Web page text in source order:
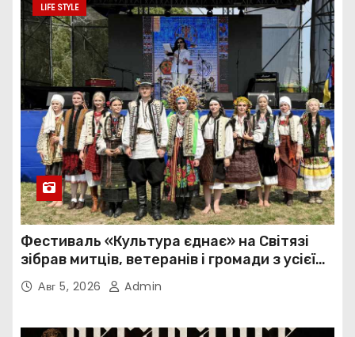
LIFE STYLE
Фестиваль «Культура єднає» на Світязі
зібрав митців, ветеранів і громади з усієї
України
Авг 5, 2026 Admin